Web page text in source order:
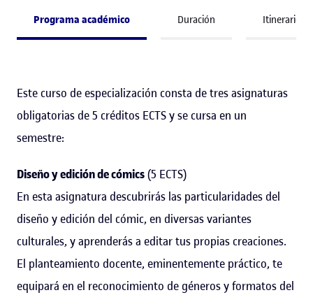
Programa académico Duración Itinerario
Este curso de especialización consta de tres asignaturas
obligatorias de 5 créditos ECTS y se cursa en un
semestre:
Diseño y edición de cómics(5 ECTS)
En esta asignatura descubrirás las particularidades del
diseño y edición del cómic, en diversas variantes
culturales, y aprenderás a editar tus propias creaciones.
El planteamiento docente, eminentemente práctico, te
equipará en el reconocimiento de géneros y formatos del